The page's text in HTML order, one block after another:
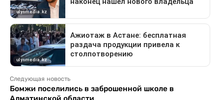
Следующая новость
Бомжи поселились в заброшенной школе в
Алматинской области